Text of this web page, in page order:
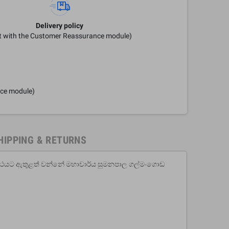
Delivery policy
with the Customer Reassurance module)
module)
& RETURNS
ඇතුළත් වන්නේ මහාචාර්ය සුමනපාල ගල්මංගොඩ